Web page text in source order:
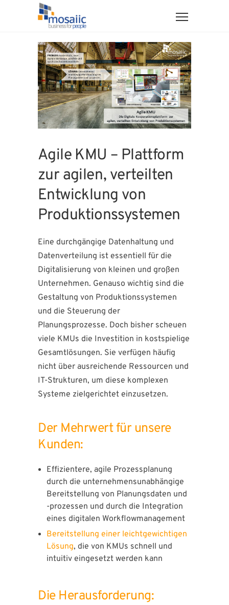
Agile KMU – Plattform
zur agilen, verteilten
Entwicklung von
Produktionssystemen
Eine durchgängige Datenhaltung und
Datenverteilung ist essentiell für die
Digitalisierung von kleinen und großen
Unternehmen. Genauso wichtig sind die
Gestaltung von Produktionssystemen
und die Steuerung der
Planungsprozesse. Doch bisher scheuen
viele KMUs die Investition in kostspielige
Gesamtlösungen. Sie verfügen häufig
nicht über ausreichende Ressourcen und
IT-Strukturen, um diese komplexen
Systeme zielgerichtet einzusetzen.
Der Mehrwert für unsere
Kunden:
Effizientere, agile Prozessplanung
durch die unternehmensunabhängige
Bereitstellung von Planungsdaten und
-prozessen und durch die Integration
eines digitalen Workflowmanagement
Bereitstellung einer leichtgewichtigen
Lösung, die von KMUs schnell und
intuitiv eingesetzt werden kann
Die Herausforderung: